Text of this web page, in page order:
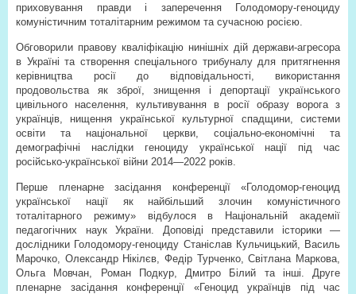
приховування правди і заперечення Голодомору-геноциду
комуністичним тоталітарним режимом та сучасною росією.
Обговорили правову кваліфікацію нинішніх дій держави-агресора
в Україні та створення спеціального трибуналу для притягнення
керівництва росії до відповідальності, використання
продовольства як зброї, знищення і депортації українського
цивільного населення, культивування в росії образу ворога з
українців, нищення української культурної спадщини, системи
освіти та національної церкви, соціально-економічні та
демографічні наслідки геноциду української нації під час
російсько-української війни 2014—2022 років.
Перше пленарне засідання конференції «Голодомор-геноцид
української нації як найбільший злочин комуністичного
тоталітарного режиму» відбулося в Національній академії
педагогічних наук України. Доповіді представили історики —
дослідники Голодомору-геноциду Станіслав Кульчицький, Василь
Марочко, Олександр Нікілєв, Федір Турченко, Світлана Маркова,
Ольга Мовчан, Роман Подкур, Дмитро Білий та інші. Друге
пленарне засідання конференції «Геноцид українців під час